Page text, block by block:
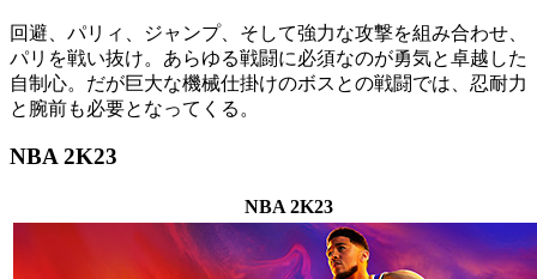
回避、パリィ、ジャンプ、そして強力な攻撃を組み合わせ、
パリを戦い抜け。あらゆる戦闘に必須なのが勇気と卓越した
自制心。だが巨大な機械仕掛けのボスとの戦闘では、忍耐力
と腕前も必要となってくる。
NBA 2K23
NBA 2K23